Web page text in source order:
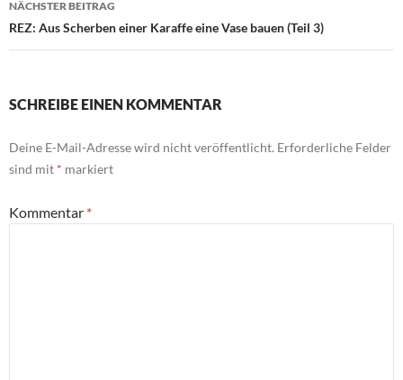
NÄCHSTER BEITRAG
REZ: Aus Scherben einer Karaffe eine Vase bauen (Teil 3)
SCHREIBE EINEN KOMMENTAR
Deine E-Mail-Adresse wird nicht veröffentlicht. Erforderliche Felder
sind mit * markiert
Kommentar *